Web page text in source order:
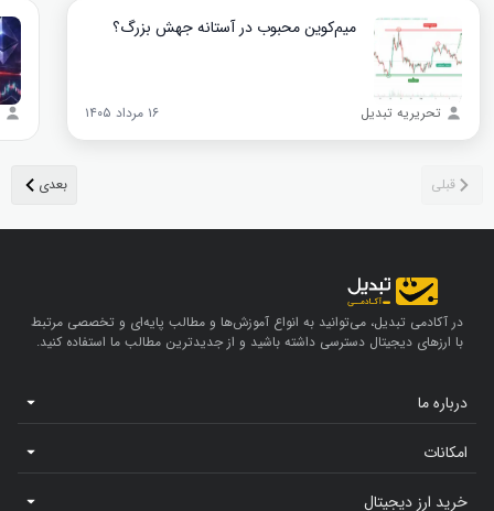
میم‌کوین محبوب در آستانه جهش بزرگ؟
تحریریه تبدیل ۱۶ مرداد ۱۴۰۵
در آکادمی تبدیل، می‌توانید به انواع آموزش‌ها و مطالب پایه‌ای و تخصصی مرتبط
با ارزهای دیجیتال دسترسی داشته باشید و از جدیدترین مطالب ما استفاده کنید.
درباره ما
امکانات
خرید ارز دیجیتال